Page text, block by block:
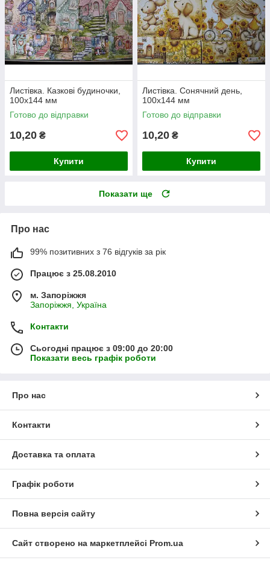
Листівка. Казкові будиночки,
100х144 мм
Готово до відправки
10,20 ₴
Купити
Листівка. Сонячний день,
100х144 мм
Готово до відправки
10,20 ₴
Купити
Показати ще
Про нас
99% позитивних з 76 відгуків за рік
Працює з 25.08.2010
м. Запоріжжя
Запоріжжя, Україна
Контакти
Сьогодні працює з 09:00 до 20:00
Показати весь графік роботи
Про нас
Контакти
Доставка та оплата
Графік роботи
Повна версія сайту
Сайт створено на маркетплейсі Prom.ua